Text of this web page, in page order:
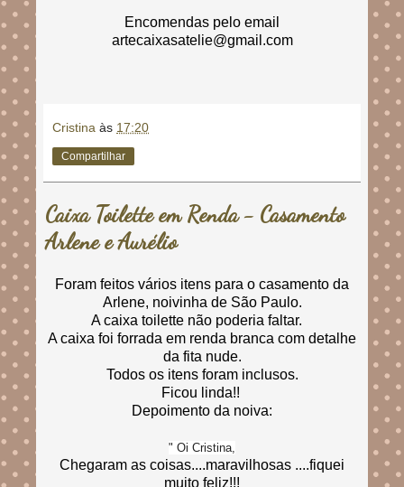
Encomendas pelo email
artecaixasatelie@gmail.com
Cristina às 17:20
Compartilhar
Caixa Toilette em Renda - Casamento
Arlene e Aurélio
Foram feitos vários itens para o casamento da
Arlene, noivinha de São Paulo.
A caixa toilette não poderia faltar.
A caixa foi forrada em renda branca com detalhe
da fita nude.
Todos os itens foram inclusos.
Ficou linda!!
Depoimento da noiva:
" Oi Cristina,
Chegaram as coisas....maravilhosas ....fiquei
muito feliz!!!